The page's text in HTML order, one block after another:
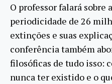
O professor falará sobre
periodicidade de 26
extinções e suas
conferência também
filosóficas de tudo isso:
nunca ter existido e o